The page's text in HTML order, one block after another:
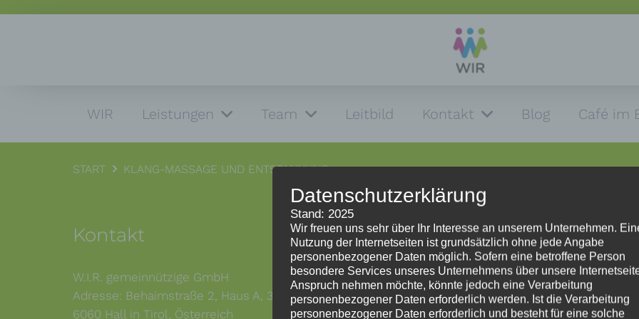
WIR Leistungen Team Leitbild Kontakt Blog Café im
START KLANG-MASSAGE UND ENTSPANNUNG
Kontakt
W.I.R. gemeinnützige GmbH
Adresse: Behaimstraße 2, Haus A, 3. Stock,
6060 Hall in Tirol, Österreich
Impressum
Impressum
Datenschutzerklärung
HinweisgeberInnenschutzgesetz
Datenschutzerklärung
Stand: 2025
Wir freuen uns sehr über Ihr Interesse an unserem Unternehmen.
Nutzung der Internetseiten ist grundsätzlich ohne jede Angabe
personenbezogener Daten möglich. Sofern eine betroffene Person
besondere Services unseres Unternehmens über unsere
Anspruch nehmen möchte, könnte jedoch eine Verarbeitung
personenbezogener Daten erforderlich werden. Ist die Verarbeitung
personenbezogener Daten erforderlich und besteht für eine solche